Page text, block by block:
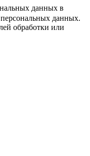
данных в
данных.
обработки или